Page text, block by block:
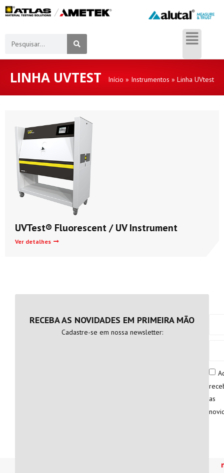
LINHA UVTEST Início » Instrumentos » Linha UVtest
UVTest® Fluorescent / UV Instrument
Ver detalhes
RECEBA AS NOVIDADES EM PRIMEIRA MÃO
Cadastre-se em nossa newsletter:
as